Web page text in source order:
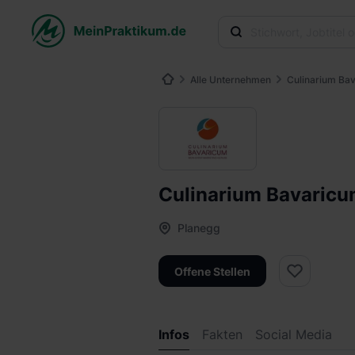
Alle Unternehmen Culinarium
Culinarium
Planegg
Offene Stellen
Infos Fakten Social Media